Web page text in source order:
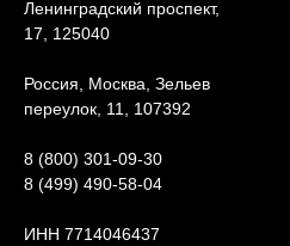
Ленинградский проспект,
17, 125040
Россия, Москва, Зельев
переулок, 11, 107392
8 (800) 301-09-30
8 (499) 490-58-04
ИНН 7714046437